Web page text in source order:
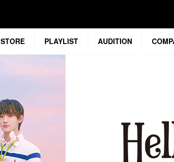
STORE PLAYLIST AUDITION